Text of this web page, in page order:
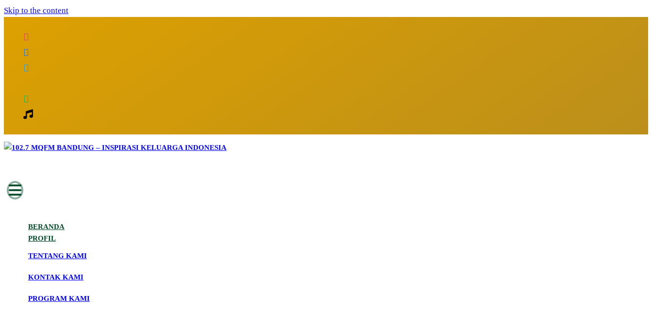
Skip to the content
BERANDA
PROFIL
TENTANG KAMI
KONTAK KAMI
PROGRAM KAMI